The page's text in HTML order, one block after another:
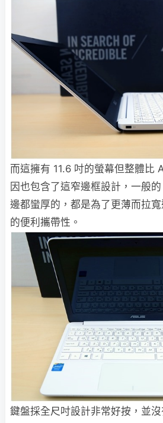
而這擁有 11.6 吋的螢幕但整體比
因也包含了這窄邊框設計，一般
邊都蠻厚的，都是為了更薄而拉
的便利攜帶性。
鍵盤採全尺吋設計非常好按，並